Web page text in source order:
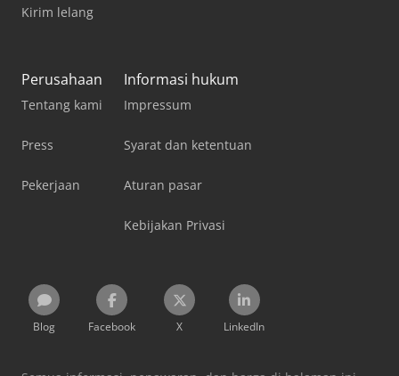
Kirim lelang
Perusahaan
Tentang kami
Press
Pekerjaan
Informasi hukum
Impressum
Syarat dan ketentuan
Aturan pasar
Kebijakan Privasi
Blog Facebook X LinkedIn